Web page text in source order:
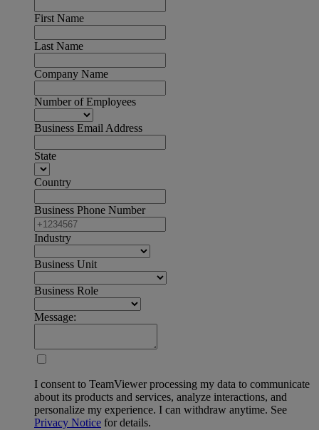
First Name
Last Name
Company Name
Number of Employees
Business Email Address
State
Country
Business Phone Number
Industry
Business Unit
Business Role
Message:
I consent to TeamViewer processing my data to communicate
about its products and services, analyze interactions, and
personalize my experience. I can withdraw anytime. See
Privacy Notice for details.